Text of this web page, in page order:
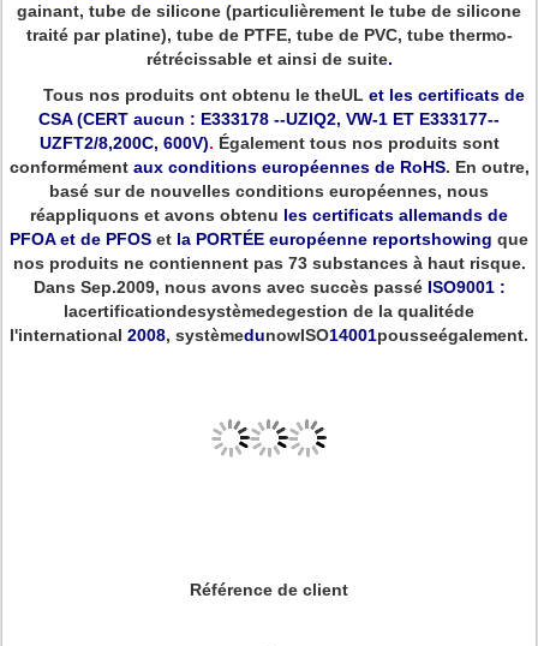
gainant, tube de silicone (particulièrement le tube de silicone
traité par platine), tube de PTFE, tube de PVC, tube thermo-
rétrécissable et ainsi de suite.
Tous nos produits ont obtenu le theUL et les certificats de
CSA (CERT aucun : E333178 --UZIQ2, VW-1 ET E333177--
UZFT2/8,200C, 600V). Également tous nos produits sont
conformément aux conditions européennes de RoHS. En outre,
basé sur de nouvelles conditions européennes, nous
réappliquons et avons obtenu les certificats allemands de
PFOA et de PFOS et la PORTÉE européenne reportshowing que
nos produits ne contiennent pas 73 substances à haut risque.
Dans Sep.2009, nous avons avec succès passé ISO9001 :
lacertificationdesystèmedegestion de la qualitéde
l'international 2008, systèmedunowISO14001pousseégalement.
Référence de client